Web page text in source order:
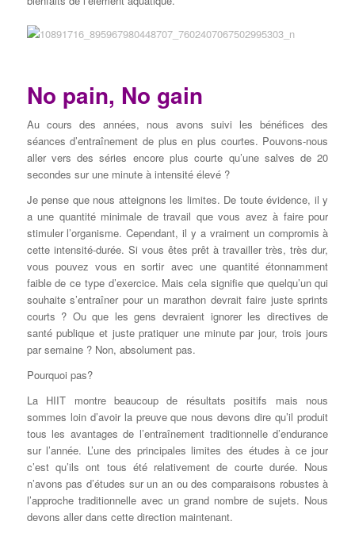
No pain, No gain
Au cours des années, nous avons suivi les bénéfices des
séances d’entraînement de plus en plus courtes. Pouvons-nous
aller vers des séries encore plus courte qu’une salves de 20
secondes sur une minute à intensité élevé ?
Je pense que nous atteignons les limites. De toute évidence, il y
a une quantité minimale de travail que vous avez à faire pour
stimuler l’organisme. Cependant, il y a vraiment un compromis à
cette intensité-durée. Si vous êtes prêt à travailler très, très dur,
vous pouvez vous en sortir avec une quantité étonnamment
faible de ce type d’exercice. Mais cela signifie que quelqu’un qui
souhaite s’entraîner pour un marathon devrait faire juste sprints
courts ? Ou que les gens devraient ignorer les directives de
santé publique et juste pratiquer une minute par jour, trois jours
par semaine ? Non, absolument pas.
Pourquoi pas?
La HIIT montre beaucoup de résultats positifs mais nous
sommes loin d’avoir la preuve que nous devons dire qu’il produit
tous les avantages de l’entraînement traditionnelle d’endurance
sur l’année. L’une des principales limites des études à ce jour
c’est qu’ils ont tous été relativement de courte durée. Nous
n’avons pas d’études sur un an ou des comparaisons robustes à
l’approche traditionnelle avec un grand nombre de sujets. Nous
devons aller dans cette direction maintenant.